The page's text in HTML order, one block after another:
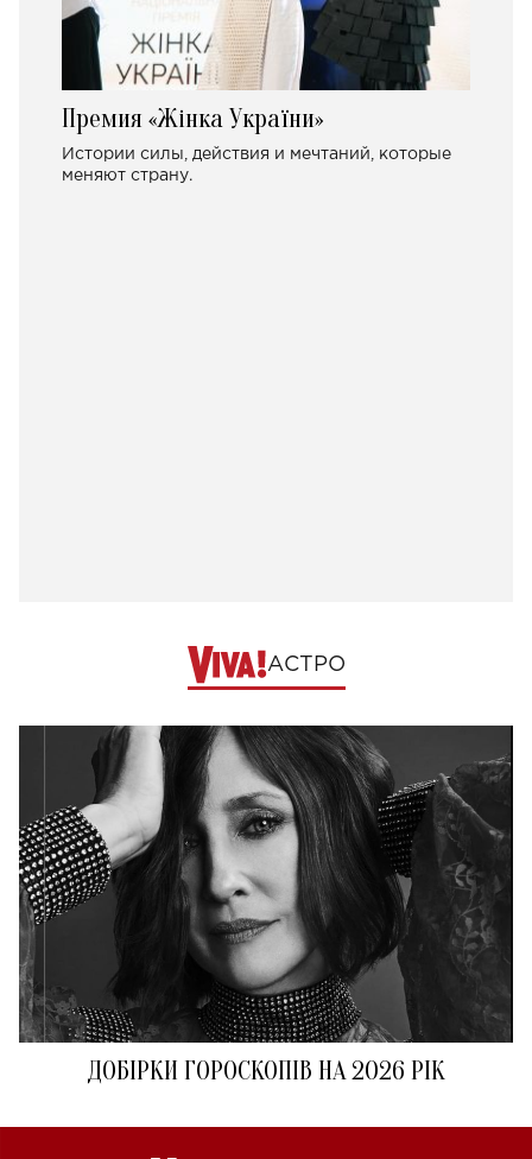
Премия «Жінка України»
Истории силы, действия и мечтаний, которые
меняют страну.
АСТРО
ДОБІРКИ ГОРОСКОПІВ НА 2026 РІК